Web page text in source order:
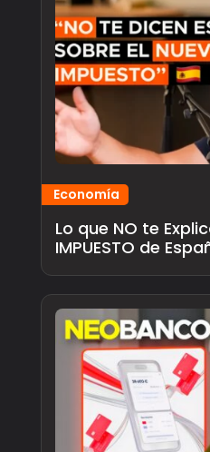
Economía
Lo que NO te
IMPUESTO de